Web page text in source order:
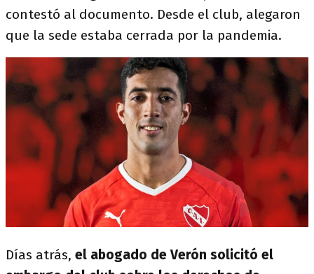
contestó al documento. Desde el club, alegaron
que la sede estaba cerrada por la pandemia.
Días atrás, el abogado de Verón solicitó el